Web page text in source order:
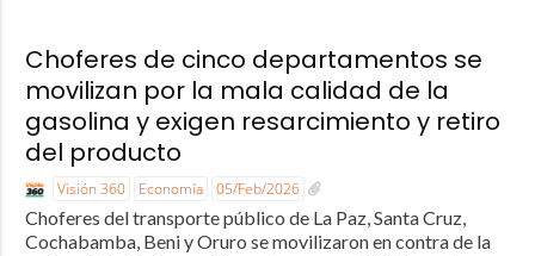
Choferes de cinco departamentos se
movilizan por la mala calidad de la
gasolina y exigen resarcimiento y retiro
del producto
Visión 360 Economía 05/Feb/2026
Choferes del transporte público de La Paz, Santa Cruz,
Cochabamba, Beni y Oruro se movilizaron en contra de la